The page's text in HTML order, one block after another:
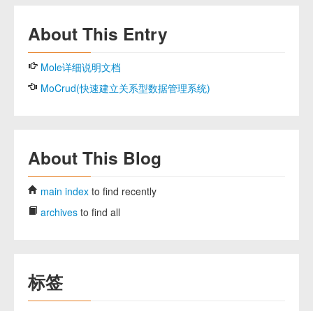
About This Entry
Mole详细说明文档
MoCrud(快速建立关系型数据管理系统)
About This Blog
main index to find recently
archives to find all
标签